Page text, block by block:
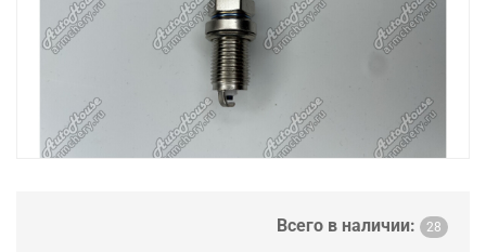
Всего в наличии: 28